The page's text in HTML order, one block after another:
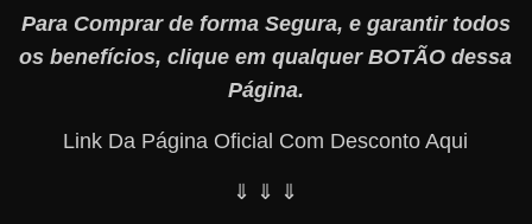
Para Comprar de forma Segura, e garantir todos
os benefícios, clique em qualquer BOTÃO dessa
Página.
Link Da Página Oficial Com Desconto Aqui
⇓ ⇓ ⇓